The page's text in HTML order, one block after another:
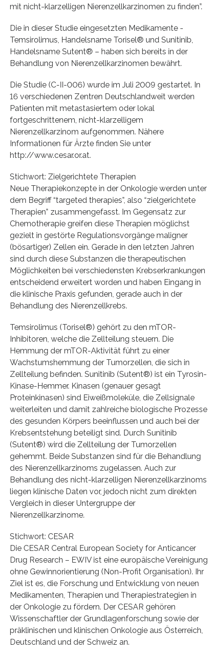
mit nicht-klarzelligen Nierenzellkarzinomen zu finden”.
Die in dieser Studie eingesetzten Medikamente -
Temsirolimus, Handelsname Torisel® und Sunitinib,
Handelsname Sutent® – haben sich bereits in der
Behandlung von Nierenzellkarzinomen bewährt.
Die Studie (C-II-006) wurde im Juli 2009 gestartet. In
16 verschiedenen Zentren Deutschlandweit werden
Patienten mit metastasiertem oder lokal
fortgeschrittenem, nicht-klarzelligem
Nierenzellkarzinom aufgenommen. Nähere
Informationen für Ärzte finden Sie unter
http://www.cesar.or.at.
Stichwort: Zielgerichtete Therapien
Neue Therapiekonzepte in der Onkologie werden unter
dem Begriff “targeted therapies”, also “zielgerichtete
Therapien” zusammengefasst. Im Gegensatz zur
Chemotherapie greifen diese Therapien möglichst
gezielt in gestörte Regulationsvorgänge maligner
(bösartiger) Zellen ein. Gerade in den letzten Jahren
sind durch diese Substanzen die therapeutischen
Möglichkeiten bei verschiedensten Krebserkrankungen
entscheidend erweitert worden und haben Eingang in
die klinische Praxis gefunden, gerade auch in der
Behandlung des Nierenzellkrebs.
Temsirolimus (Torisel®) gehört zu den mTOR-
Inhibitoren, welche die Zellteilung steuern. Die
Hemmung der mTOR-Aktivität führt zu einer
Wachstumshemmung der Tumorzellen, die sich in
Zellteilung befinden. Sunitinib (Sutent®) ist ein Tyrosin-
Kinase-Hemmer. Kinasen (genauer gesagt
Proteinkinasen) sind Eiweißmoleküle, die Zellsignale
weiterleiten und damit zahlreiche biologische Prozesse
des gesunden Körpers beeinflussen und auch bei der
Krebsentstehung beteiligt sind. Durch Sunitinib
(Sutent®) wird die Zellteilung der Tumorzellen
gehemmt. Beide Substanzen sind für die Behandlung
des Nierenzellkarzinoms zugelassen. Auch zur
Behandlung des nicht-klarzelligen Nierenzellkarzinoms
liegen klinische Daten vor, jedoch nicht zum direkten
Vergleich in dieser Untergruppe der
Nierenzellkarzinome.
Stichwort: CESAR
Die CESAR Central European Society for Anticancer
Drug Research – EWIV ist eine europäische Vereinigung
ohne Gewinnorientierung (Non-Profit Organisation). Ihr
Ziel ist es, die Forschung und Entwicklung von neuen
Medikamenten, Therapien und Therapiestrategien in
der Onkologie zu fördern. Der CESAR gehören
Wissenschaftler der Grundlagenforschung sowie der
präklinischen und klinischen Onkologie aus Österreich,
Deutschland und der Schweiz an.